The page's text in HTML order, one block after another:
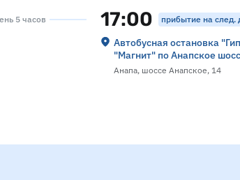
5 часов 17:00 прибытие на след.
Автобусная остановка
"Магнит" по Анапское
Анапа, шоссе Анапское, 14